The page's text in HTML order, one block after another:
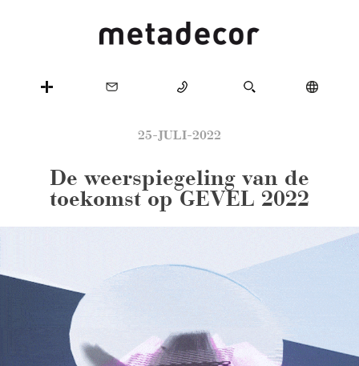
25-JULI-2022
De weerspiegeling van de
toekomst op GEVEL 2022